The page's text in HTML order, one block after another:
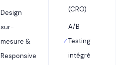
Design
sur-
mesure &
Responsive
(CRO)
✓
A/B
Testing
intégré